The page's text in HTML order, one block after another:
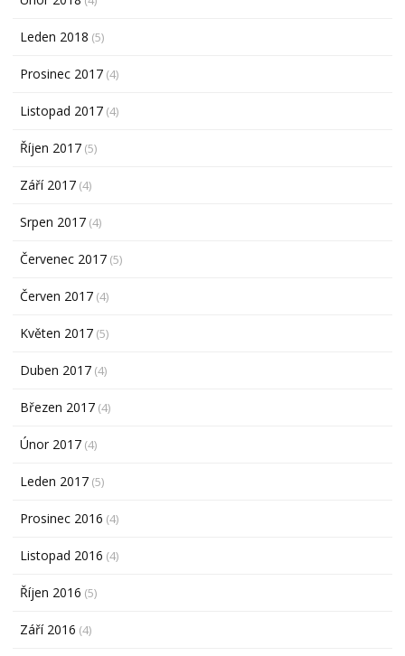
Leden 2018 (5)
Prosinec 2017 (4)
Listopad 2017 (4)
Říjen 2017 (5)
Září 2017 (4)
Srpen 2017 (4)
Červenec 2017 (5)
Červen 2017 (4)
Květen 2017 (5)
Duben 2017 (4)
Březen 2017 (4)
Únor 2017 (4)
Leden 2017 (5)
Prosinec 2016 (4)
Listopad 2016 (4)
Říjen 2016 (5)
Září 2016 (4)